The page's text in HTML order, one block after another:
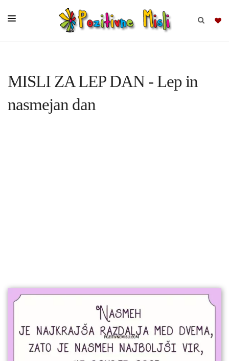
MISLI
MISLI ZA LEP DAN - Lep in
nasmejan dan